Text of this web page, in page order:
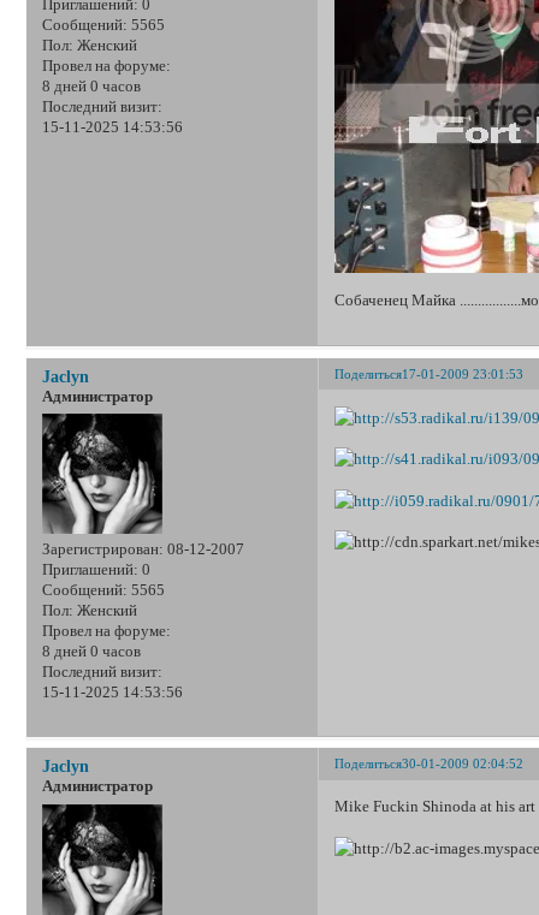
Приглашений: 0
Сообщений: 5565
Пол: Женский
Провел на форуме:
8 дней 0 часов
Последний визит:
15-11-2025 14:53:56
Собаченец Майка
Поделиться17-01-2009 23:01:53
Jaclyn
Администратор
Зарегистрирован: 08-12-2007
Приглашений: 0
Сообщений: 5565
Пол: Женский
Провел на форуме:
8 дней 0 часов
Последний визит:
15-11-2025 14:53:56
Поделиться30-01-2009 02:04:52
Jaclyn
Администратор
Mike Fuckin Shinoda at his